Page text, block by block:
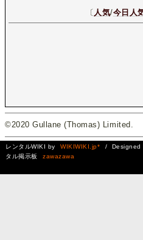
〔 人気/今日人
©2020 Gullane (Thomas) Limited.
レンタルWIKI by WIKIWIKI.jp* / Designed
タル掲示板
zawazawa